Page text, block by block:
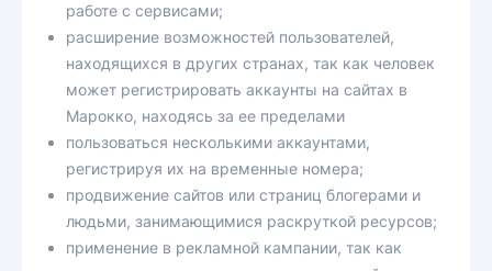
работе с сервисами;
расширение возможностей пользователей,
находящихся в других странах, так как человек
может регистрировать аккаунты на сайтах в
Марокко, находясь за ее пределами
пользоваться несколькими аккаунтами,
регистрируя их на временные номера;
продвижение сайтов или страниц блогерами и
людьми, занимающимися раскруткой ресурсов;
применение в рекламной кампании, так как